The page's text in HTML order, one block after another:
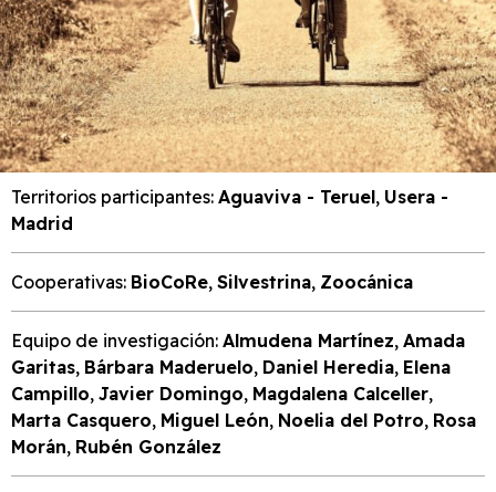
Territorios participantes: Aguaviva - Teruel, Usera -
Madrid
Cooperativas: BioCoRe, Silvestrina, Zoocánica
Equipo de investigación: Almudena Martínez, Amada
Garitas, Bárbara Maderuelo, Daniel Heredia, Elena
Campillo, Javier Domingo, Magdalena Calceller,
Marta Casquero, Miguel León, Noelia del Potro, Rosa
Morán, Rubén González